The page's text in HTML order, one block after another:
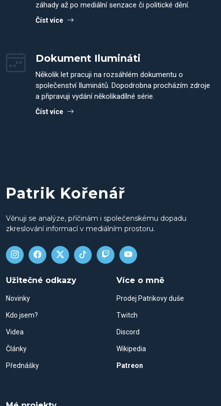
záhady až po mediální senzace či politické dění.
Číst více
Dokument Ilumináti
Několik let pracuji na rozsáhlém dokumentu o
společenství Iluminátů. Dopodrobna procházím zdroje
a připravuji vydání několikadílné série.
Číst více
Patrik Kořenář
Věnuji se analýze, příčinám i společenskému dopadu
zkreslování informací v mediálním prostoru.
Užitečné odkazy
Novinky
Kdo jsem?
Videa
Články
Přednášky
Více o mně
Prodej Patrikovy duše
Twitch
Discord
Wikipedia
Patreon